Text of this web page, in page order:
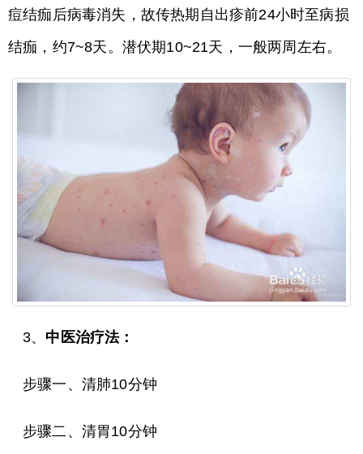
痘结痂后病毒消失，故传热期自出疹前24小时至病损
结痂，约7~8天。潜伏期10~21天，一般两周左右。
3、 中医治疗法：
步骤一、清肺10分钟
步骤二、清胃10分钟